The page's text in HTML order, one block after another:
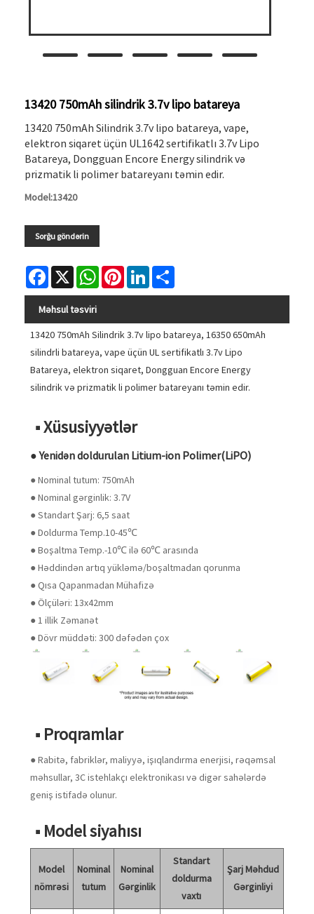
13420 750mAh silindrik 3.7v lipo batareya
13420 750mAh Silindrik 3.7v lipo batareya, vape,
elektron siqaret üçün UL1642 sertifikatlı 3.7v Lipo
Batareya, Dongguan Encore Energy silindrik və
prizmatik li polimer batareyanı təmin edir.
Model:13420
Sorğu göndərin
Facebook
X WhatsAppPinterestLinkedIn
Məhsul təsviri
13420 750mAh Silindrik 3.7v lipo batareya, 16350 650mAh
silindrli batareya, vape üçün UL sertifikatlı 3.7v Lipo
Batareya, elektron siqaret, Dongguan Encore Energy
silindrik və prizmatik li polimer batareyanı təmin edir.
■ Xüsusiyyətlər
● Yenidən doldurulan Litium-ion Polimer(LiPO)
● Nominal tutum: 750mAh
● Nominal gərginlik: 3.7V
● Standart Şarj: 6,5 saat
● Doldurma Temp.10-45℃
● Boşaltma Temp.-10℃ ilə 60℃ arasında
● Həddindən artıq yükləmə/boşaltmadan qorunma
● Qısa Qapanmadan Mühafizə
● Ölçüləri: 13x42mm
● 1 illik Zəmanət
● Dövr müddəti: 300 dəfədən çox
■ Proqramlar
● Rabitə, fabriklər, maliyyə, işıqlandırma enerjisi, rəqəmsal
məhsullar, 3C istehlakçı elektronikası və digər sahələrdə
geniş istifadə olunur.
■ Model siyahısı
Model
nömrəsi
Nominal
tutum
Nominal
Gərginlik
Standart
doldurma
vaxtı
Şarj Məhdud
Gərginliyi